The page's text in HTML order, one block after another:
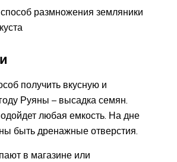
размножения земляники
получить вкусную и
Руяны – высадка семян.
любая емкость. На дне
быть дренажные отверстия.
в магазине или